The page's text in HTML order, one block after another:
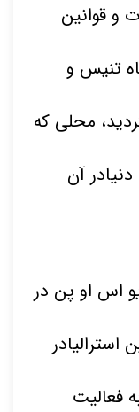
و قوانین
تنیس و
محلی که
آن
اس او پن در
استرالیادر
فعالیت